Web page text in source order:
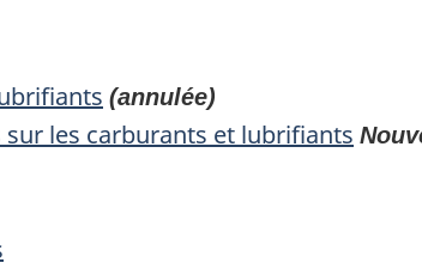
(annulée)
les carburants et lubrifiants